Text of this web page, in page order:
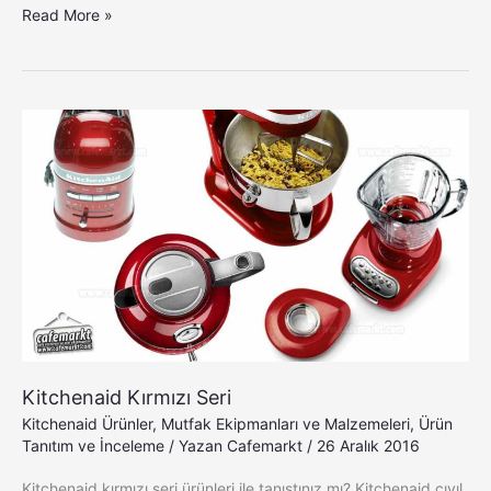
Read More »
Kitchenaid Kırmızı Seri
Kitchenaid Ürünler, Mutfak Ekipmanları ve Malzemeleri, Ürün
Tanıtım ve İnceleme / Yazan Cafemarkt / 26 Aralık 2016
Kitchenaid
Kırmızı
Seri